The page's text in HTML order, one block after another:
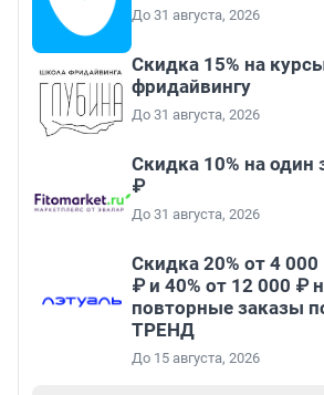
До 31 августа, 2026
Скидка 15% на
фридайвингу
До 31 августа, 2026
Скидка 10% на один
₽
До 31 августа, 2026
Скидка 20% от 4 000
₽ и 40% от 12 000 ₽
повторные заказы
ТРЕНД
До 15 августа, 2026